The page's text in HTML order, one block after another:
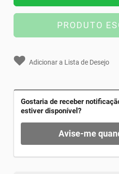
PRODUTO
Adicionar a Lista de Desejo
Gostaria de receber
estiver disponível?
Avise-me